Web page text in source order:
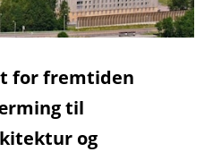
for fremtiden
til
og